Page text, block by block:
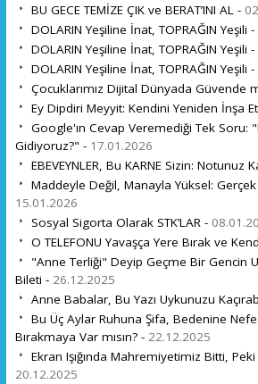
BU GECE TEMİZE ÇIK ve BERAT’INI AL -
DOLARIN Yeşiline İnat, TOPRAĞIN Yeşili
DOLARIN Yeşiline İnat, TOPRAĞIN Yeşili
DOLARIN Yeşiline İnat, TOPRAĞIN Yeşili -
Çocuklarımız Dijital Dünyada Güvende
Ey Dipdiri Meyyit: Kendini Yeniden İnşa
Google'ın Cevap Veremediği Tek Soru:
Gidiyoruz?" - 17.01.2026
EBEVEYNLER, Bu KARNE Sizin: Notunuz
Maddeyle Değil, Manayla Yüksel:
15.01.2026
Sosyal Sigorta Olarak STK’LAR -
O TELEFONU Yavaşça Yere Bırak ve
"Anne Terliği" Deyip Geçme Bir Gencin
Bileti - 26.12.2025
Anne Babalar, Bu Yazı Uykunuzu
Bu Üç Aylar Ruhuna Şifa, Bedenine
Bırakmaya Var mısın? - 22.12.2025
Ekran Işığında Mahremiyetimiz Bitti, Peki
20.12.2025